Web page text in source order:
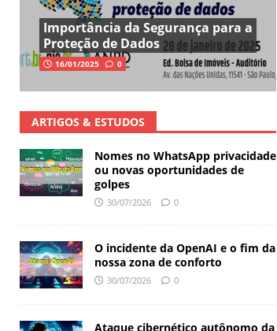
Importância da Segurança para a
Proteção de Dados
16/01/2025 0
ARTIGOS & ESTUDOS
Nomes no WhatsApp privacidade
ou novas oportunidades de
golpes
30/07/2026 0
O incidente da OpenAI e o fim da
nossa zona de conforto
30/07/2026 0
Ataque cibernético autônomo da